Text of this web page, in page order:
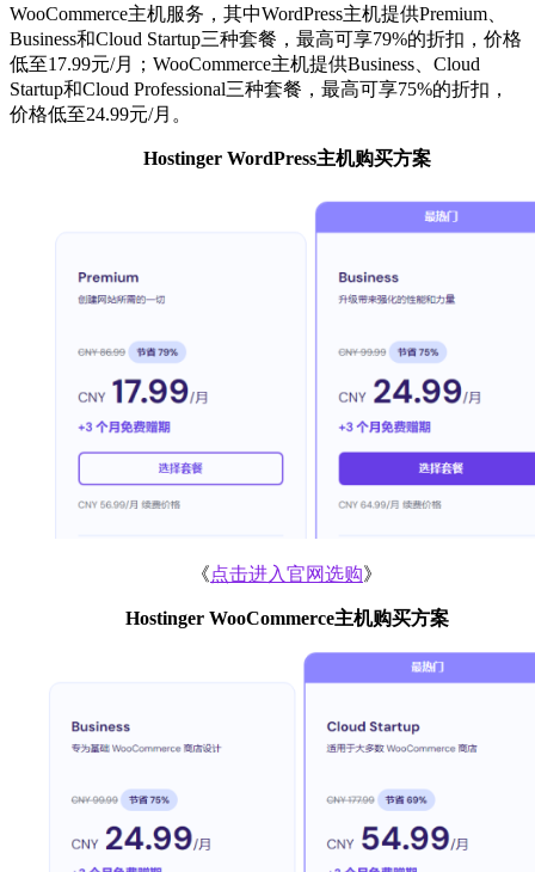
WooCommerce主机服务，其中WordPress主机提供Premium、
Business和Cloud Startup三种套餐，最高可享79%的折扣，价格
低至17.99元/月；WooCommerce主机提供Business、Cloud
Startup和Cloud Professional三种套餐，最高可享75%的折扣，
价格低至24.99元/月。
Hostinger WordPress主机购买方案
《点击进入官网选购》
Hostinger WooCommerce主机购买方案